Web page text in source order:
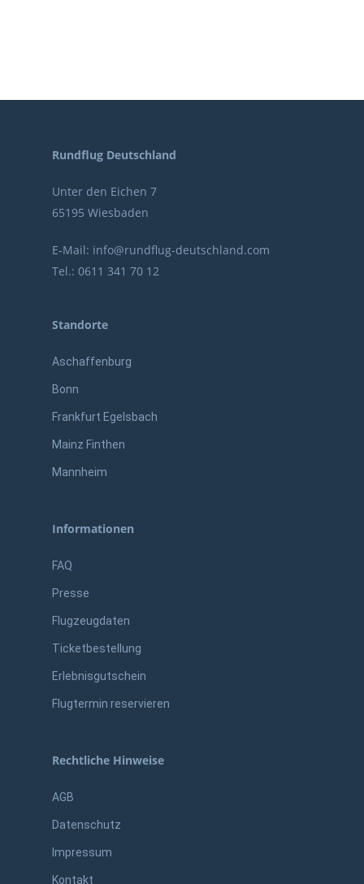
Rundflug Deutschland
Unter den Eichen 7
65195 Wiesbaden
E-Mail: info@rundflug-deutschland.com
Tel.: 0611 341 70 12
Standorte
Aschaffenburg
Bonn
Frankfurt Egelsbach
Mainz Finthen
Mannheim
Informationen
FAQ
Presse
Flugzeugdaten
Ticketbestellung
Erlebnisgutschein
Flugtermin reservieren
Rechtliche Hinweise
AGB
Datenschutz
Impressum
Kontakt